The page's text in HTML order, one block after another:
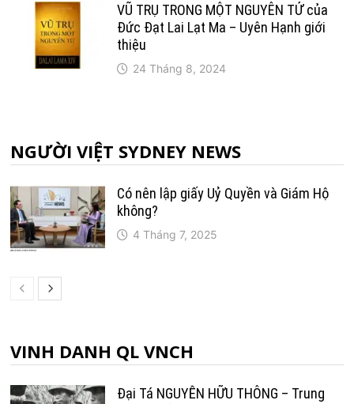
VŨ TRỤ TRONG MỘT NGUYÊN TỬ của
Đức Đạt Lai Lạt Ma – Uyên Hạnh giới
thiệu
24 Tháng 8, 2024
NGƯỜI VIỆT SYDNEY NEWS
Có nên lập giấy Uỷ Quyền và Giám Hộ
không?
4 Tháng 7, 2025
VINH DANH QL VNCH
Đại Tá NGUYỄN HỮU THÔNG – Trung